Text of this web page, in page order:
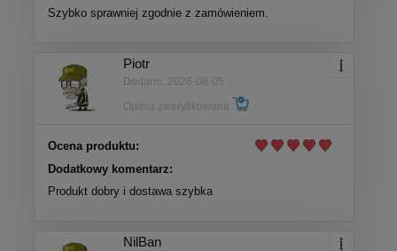
Szybko sprawniej zgodnie z zamówieniem.
Piotr
Dodano: 2026-08-05
Opinia zweryfikowana
Ocena produktu:
Dodatkowy komentarz:
Produkt dobry i dostawa szybka
NilBan